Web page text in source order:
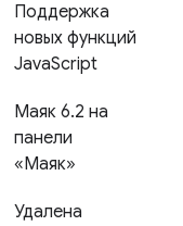
Поддержка
новых функций
JavaScript
Маяк 6.2 на
панели
«Маяк»
Удалена